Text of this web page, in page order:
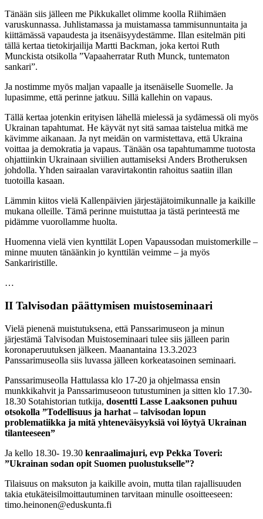
Tänään siis jälleen me Pikkukallet olimme koolla Riihimäen
varuskunnassa. Juhlistamassa ja muistamassa tammisunnuntaita ja
kiittämässä vapaudesta ja itsenäisyydestämme. Illan esitelmän piti
tällä kertaa tietokirjailija Martti Backman, joka kertoi Ruth
Munckista otsikolla ”Vapaaherratar Ruth Munck, tuntematon
sankari”.
Ja nostimme myös maljan vapaalle ja itsenäiselle Suomelle. Ja
lupasimme, että perinne jatkuu. Sillä kallehin on vapaus.
Tällä kertaa jotenkin erityisen lähellä mielessä ja sydämessä oli myös
Ukrainan tapahtumat. He käyvät nyt sitä samaa taistelua mitkä me
kävimme aikanaan. Ja nyt meidän on varmistettava, että Ukraina
voittaa ja demokratia ja vapaus. Tänään osa tapahtumamme tuotosta
ohjattiinkin Ukrainaan siviilien auttamiseksi Anders Brotheruksen
johdolla. Yhden sairaalan varavirtakontin rahoitus saatiin illan
tuotoilla kasaan.
Lämmin kiitos vielä Kallenpäivien järjestäjätoimikunnalle ja kaikille
mukana olleille. Tämä perinne muistuttaa ja tästä perinteestä me
pidämme vuorollamme huolta.
Huomenna vielä vien kynttilät Lopen Vapaussodan muistomerkille –
minne muuten tänäänkin jo kynttilän veimme – ja myös
Sankariristille.
…
II Talvisodan päättymisen muistoseminaari
Vielä pienenä muistutuksena, että Panssarimuseon ja minun
järjestämä Talvisodan Muistoseminaari tulee siis jälleen parin
koronaperuutuksen jälkeen. Maanantaina 13.3.2023
Panssarimuseolla siis luvassa jälleen korkeatasoinen seminaari.
Panssarimuseolla Hattulassa klo 17-20 ja ohjelmassa ensin
munkkikahvit ja Panssarimuseoon tutustuminen ja sitten klo 17.30-
18.30 Sotahistorian tutkija, dosentti Lasse Laaksonen puhuu
otsokolla ”Todellisuus ja harhat – talvisodan lopun
problematiikka ja mitä yhteneväisyyksiä voi löytyä Ukrainan
tilanteeseen”
Ja kello 18.30- 19.30 kenraalimajuri, evp Pekka Toveri:
”Ukrainan sodan opit Suomen puolustukselle”?
Tilaisuus on maksuton ja kaikille avoin, mutta tilan rajallisuuden
takia etukäteisilmoittautuminen tarvitaan minulle osoitteeseen:
timo.heinonen@eduskunta.fi